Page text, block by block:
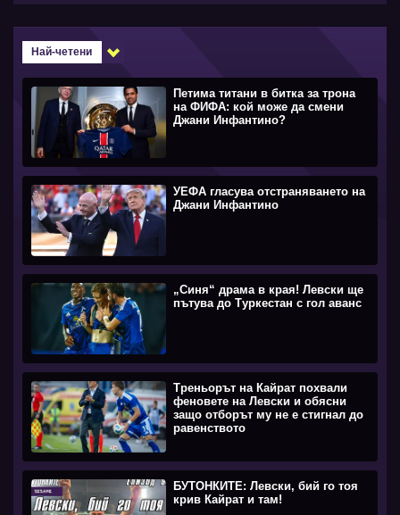
Най-четени
Петима титани в битка за трона
на ФИФА: кой може да смени
Джани Инфантино?
УЕФА гласува отстраняването на
Джани Инфантино
„Синя“ драма в края! Левски ще
пътува до Туркестан с гол аванс
Треньорът на Кайрат похвали
феновете на Левски и обясни
защо отборът му не е стигнал до
равенството
БУТОНКИТЕ: Левски, бий го тоя
крив Кайрат и там!